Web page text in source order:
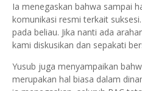
Ia menegaskan bahwa sampai
komunikasi resmi terkait
pada beliau. Jika nanti ada
kami diskusikan dan sepakati
Yusub juga menyampaikan
merupakan hal biasa dalam